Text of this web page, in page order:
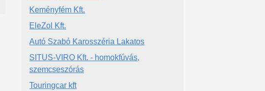
Keményfém Kft.
EleZol Kft.
Autó Szabó Karosszéria Lakatos
SITUS-VIRO Kft. - homokfúvás,
szemcseszórás
Touringcar kft